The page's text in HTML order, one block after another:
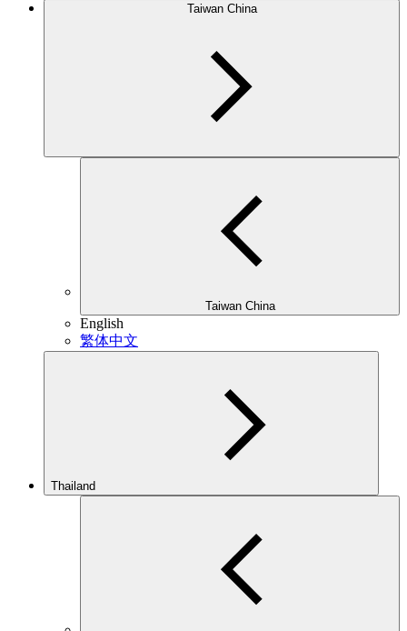
Taiwan China
Taiwan China
English
繁体中文
Thailand